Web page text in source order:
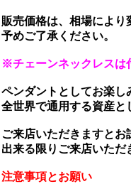
販売価格は、相場により
予めご了承ください。
※チェーンネックレスは
ペンダントとしてお楽し
全世界で通用する資産と
ご来店いただきますとお
出来る限りご来店いた
注意事項とお願い